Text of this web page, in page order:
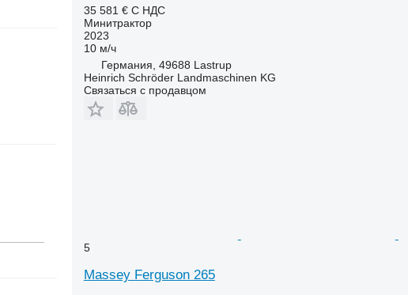
35 581 € С НДС
Минитрактор
2023
10 м/ч
Германия, 49688 Lastrup
Heinrich Schröder Landmaschinen KG
Связаться с продавцом
5
Massey Ferguson 265